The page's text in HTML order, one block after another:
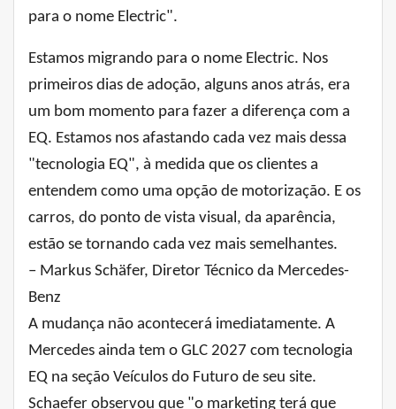
para o nome Electric".
Estamos migrando para o nome Electric. Nos
primeiros dias de adoção, alguns anos atrás, era
um bom momento para fazer a diferença com a
EQ. Estamos nos afastando cada vez mais dessa
"tecnologia EQ", à medida que os clientes a
entendem como uma opção de motorização. E os
carros, do ponto de vista visual, da aparência,
estão se tornando cada vez mais semelhantes.
– Markus Schäfer, Diretor Técnico da Mercedes-
Benz
A mudança não acontecerá imediatamente. A
Mercedes ainda tem o GLC 2027 com tecnologia
EQ na seção Veículos do Futuro de seu site.
Schaefer observou que "o marketing terá que